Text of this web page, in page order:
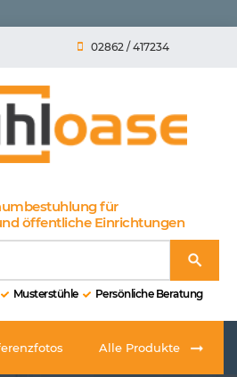
02862 / 417234
für
öffentliche Einrichtungen
Musterstühle Persönliche Beratung
Alle Produkte